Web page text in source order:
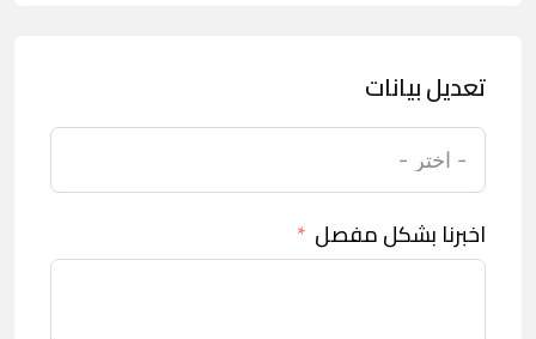
تعديل بيانات
اخبرنا بشكل مفصل